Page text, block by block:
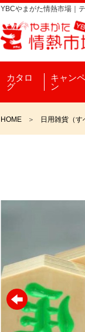
YBCやまがた情熱市場｜
カタロ
グ
キャン
ン
HOME 日用雑貨（す